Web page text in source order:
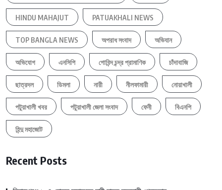
HINDU MAHAJUT PATUAKHALI NEWS
TOP BANGLA NEWS অপরাধ সংবাদ অভিযান
অভিযোগ এনসিপি গোবিন্দ চন্দ্র প্রামাণিক চাঁদাবাজি
ছাত্রদল ডিমলা নারী নীলফামারী নোয়াখালী
পটুয়াখালী খবর পটুয়াখালী জেলা সংবাদ ফেনী বিএনপি
হিন্দু মহাজোট
Recent Posts